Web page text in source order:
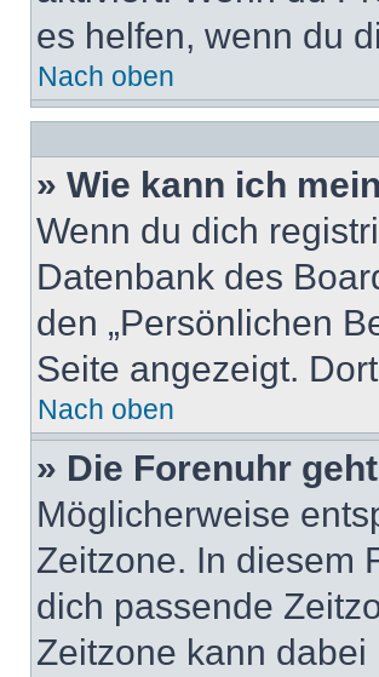
es helfen, wenn du
Nach oben
» Wie kann ich
Wenn du dich
Datenbank des
den „Persönlichen
Seite angezeigt.
Nach oben
» Die Forenuhr
Möglicherweise
Zeitzone. In diesem
dich passende
Zeitzone kann